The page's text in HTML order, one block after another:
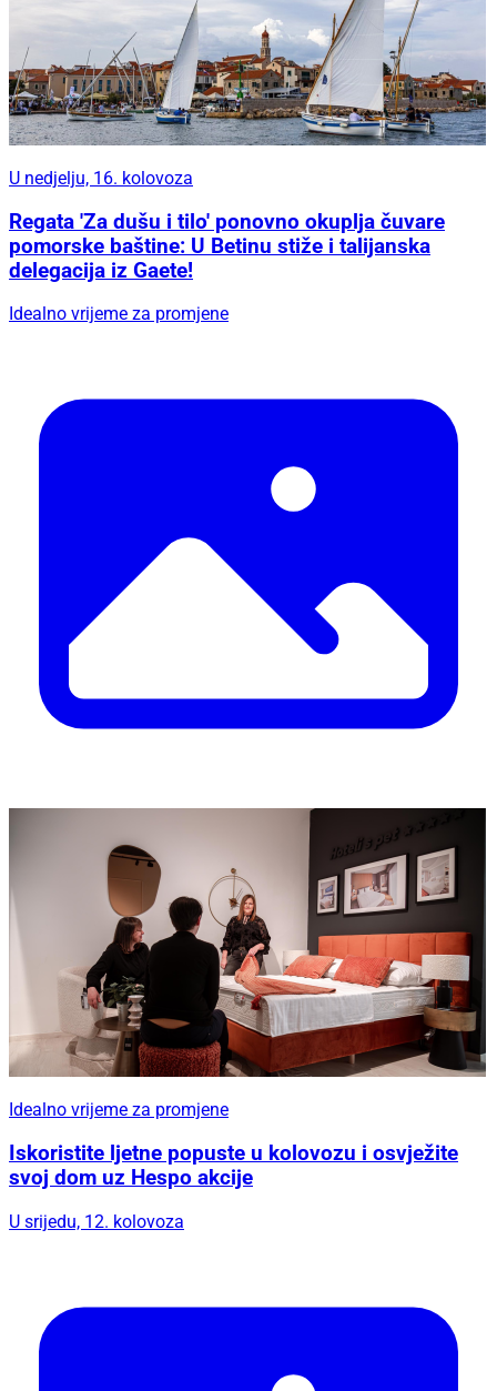
U nedjelju, 16. kolovoza
Regata 'Za dušu i tilo' ponovno okuplja čuvare
pomorske baštine: U Betinu stiže i talijanska
delegacija iz Gaete!
Idealno vrijeme za promjene
Idealno vrijeme za promjene
Iskoristite ljetne popuste u kolovozu i osvježite
svoj dom uz Hespo akcije
U srijedu, 12. kolovoza